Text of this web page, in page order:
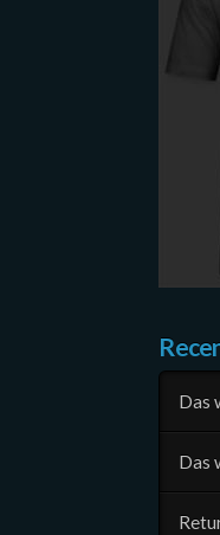
Das
Das